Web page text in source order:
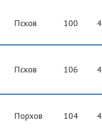
Псков 100
Псков 106
Порхов 104